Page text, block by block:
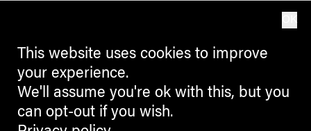
This website uses cookies to improve
your experience.
We'll assume you're ok with this, but you
can opt-out if you wish.